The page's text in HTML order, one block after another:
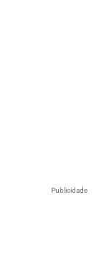
Publicidade